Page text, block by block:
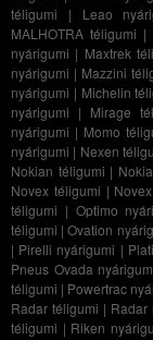
téligumi | Leao
MALHOTRA téligumi |
nyárigumi | Maxtrek
nyárigumi | Mazzini
nyárigumi | Michelin
nyárigumi | Mirage
nyárigumi | Momo
nyárigumi | Nexen
Nokian téligumi |
Novex téligumi |
téligumi | Optimo
téligumi |Ovation
| Pirelli nyárigumi |
Pneus Ovada
téligumi | Powertrac
Radar téligumi | Radar
téligumi | Riken